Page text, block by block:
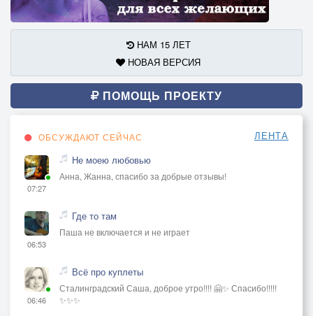
НАМ 15 ЛЕТ
НОВАЯ ВЕРСИЯ
ПОМОЩЬ ПРОЕКТУ
ОБСУЖДАЮТ СЕЙЧАС ЛЕНТА
07:27
Не моею любовью
Анна, Жанна, спасибо за добрые отзывы!
06:53
Где то там
Паша не включается и не играет
06:46
Всё про куплеты
Сталинградский Саша, доброе утро!!!! 🤗✨ Спасибо!!!!!
✨✨✨